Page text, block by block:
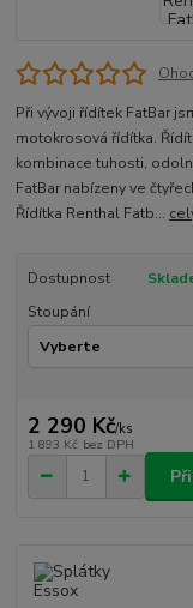
Při vývoji řídítek FatBar
motokrosová řídítka.
kombinace tuhosti,
FatBar nabízeny ve
Řídítka Renthal Fatb...
Dostupnost
Stoupání
2 290 Kč/ks
1 893 Kč bez DPH